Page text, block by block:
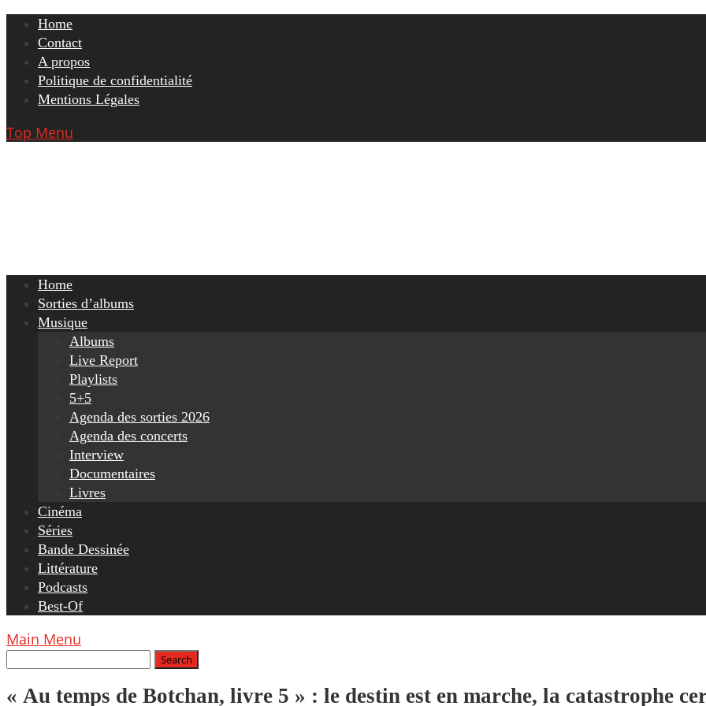
Skip
content
Home
Contact
A propos
Politique de confidentialité
Mentions Légales
Top Menu
Home
Sorties d’albums
Musique
Albums
Live Report
Playlists
5+5
Agenda des sorties 2026
Agenda des concerts
Interview
Documentaires
Livres
Cinéma
Séries
Bande Dessinée
Littérature
Podcasts
Best-Of
Main Menu
« Au temps de Botchan, livre 5 » : le destin est en marche, la catastrophe